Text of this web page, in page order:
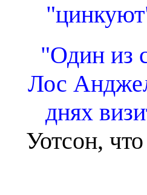
"Один из
Лос
днях
Уотсон,